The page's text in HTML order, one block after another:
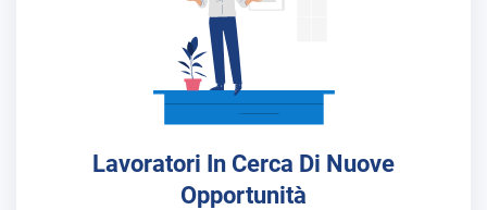
Lavoratori In Cerca Di Nuove
Opportunità